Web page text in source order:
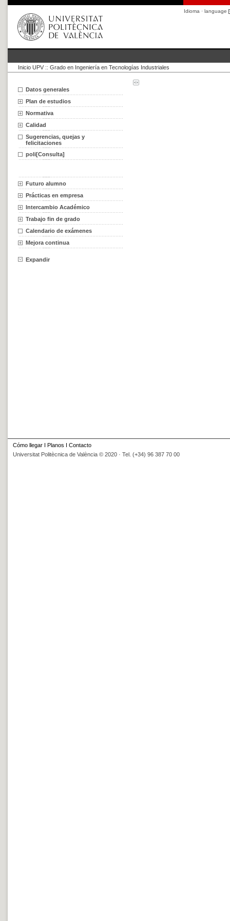
Idioma · language
Inicio UPV :: Grado en Ingeniería en Tecnologías Industriales
Datos generales
Plan de estudios
Normativa
Calidad
Sugerencias, quejas y
felicitaciones
poli[Consulta]
Futuro alumno
Prácticas en empresa
Intercambio Académico
Trabajo fin de grado
Calendario de exámenes
Mejora continua
Expandir
Cómo llegar I Planos I Contacto
Universitat Politècnica de València © 2020 · Tel. (+34) 96 387 70 00